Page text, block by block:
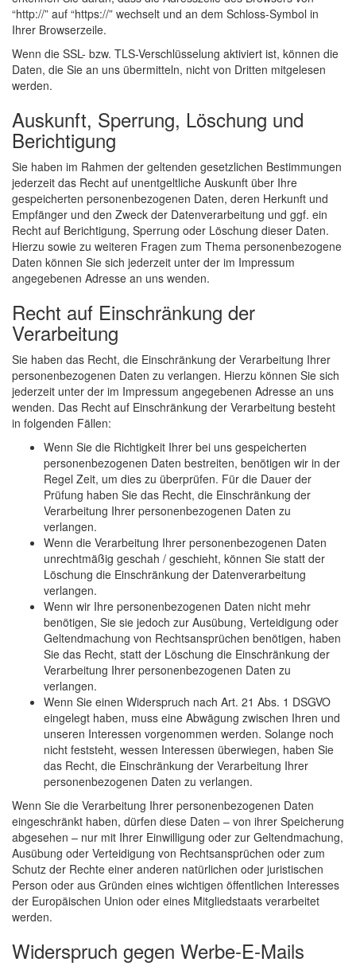
“http://” auf “https://” wechselt und an dem Schloss-Symbol in
Ihrer Browserzeile.
Wenn die SSL- bzw. TLS-Verschlüsselung aktiviert ist, können die
Daten, die Sie an uns übermitteln, nicht von Dritten mitgelesen
werden.
Auskunft, Sperrung, Löschung und
Berichtigung
Sie haben im Rahmen der geltenden gesetzlichen Bestimmungen
jederzeit das Recht auf unentgeltliche Auskunft über Ihre
gespeicherten personenbezogenen Daten, deren Herkunft und
Empfänger und den Zweck der Datenverarbeitung und ggf. ein
Recht auf Berichtigung, Sperrung oder Löschung dieser Daten.
Hierzu sowie zu weiteren Fragen zum Thema personenbezogene
Daten können Sie sich jederzeit unter der im Impressum
angegebenen Adresse an uns wenden.
Recht auf Einschränkung der
Verarbeitung
Sie haben das Recht, die Einschränkung der Verarbeitung Ihrer
personenbezogenen Daten zu verlangen. Hierzu können Sie sich
jederzeit unter der im Impressum angegebenen Adresse an uns
wenden. Das Recht auf Einschränkung der Verarbeitung besteht
in folgenden Fällen:
Wenn Sie die Richtigkeit Ihrer bei uns gespeicherten
personenbezogenen Daten bestreiten, benötigen wir in der
Regel Zeit, um dies zu überprüfen. Für die Dauer der
Prüfung haben Sie das Recht, die Einschränkung der
Verarbeitung Ihrer personenbezogenen Daten zu
verlangen.
Wenn die Verarbeitung Ihrer personenbezogenen Daten
unrechtmäßig geschah / geschieht, können Sie statt der
Löschung die Einschränkung der Datenverarbeitung
verlangen.
Wenn wir Ihre personenbezogenen Daten nicht mehr
benötigen, Sie sie jedoch zur Ausübung, Verteidigung oder
Geltendmachung von Rechtsansprüchen benötigen, haben
Sie das Recht, statt der Löschung die Einschränkung der
Verarbeitung Ihrer personenbezogenen Daten zu
verlangen.
Wenn Sie einen Widerspruch nach Art. 21 Abs. 1 DSGVO
eingelegt haben, muss eine Abwägung zwischen Ihren und
unseren Interessen vorgenommen werden. Solange noch
nicht feststeht, wessen Interessen überwiegen, haben Sie
das Recht, die Einschränkung der Verarbeitung Ihrer
personenbezogenen Daten zu verlangen.
Wenn Sie die Verarbeitung Ihrer personenbezogenen Daten
eingeschränkt haben, dürfen diese Daten – von ihrer Speicherung
abgesehen – nur mit Ihrer Einwilligung oder zur Geltendmachung,
Ausübung oder Verteidigung von Rechtsansprüchen oder zum
Schutz der Rechte einer anderen natürlichen oder juristischen
Person oder aus Gründen eines wichtigen öffentlichen Interesses
der Europäischen Union oder eines Mitgliedstaats verarbeitet
werden.
Widerspruch gegen Werbe-E-Mails